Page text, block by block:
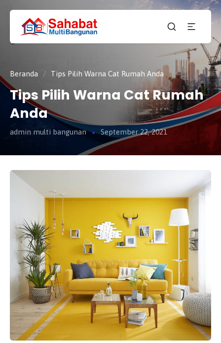
CV.
SAHABAT
MULTI
BANGUNAN
Sahabat
Pembangunan Anda
Beranda / Tips Pilih Warna Cat Rumah Anda
Tips Pilih Warna Cat Rumah
Anda
admin multi bangunan September 22, 2021